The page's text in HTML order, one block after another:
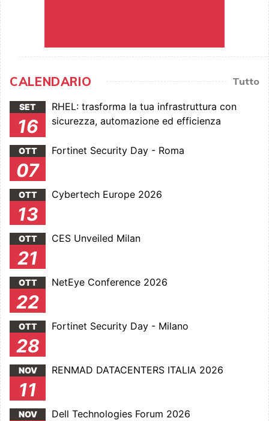
CALENDARIO Tutto
SET
16
RHEL: trasforma la tua infrastruttura con
sicurezza, automazione ed efficienza
OTT
07
Fortinet Security Day - Roma
OTT
13
Cybertech Europe 2026
OTT
21
CES Unveiled Milan
OTT
22
NetEye Conference 2026
OTT
28
Fortinet Security Day - Milano
NOV
11
RENMAD DATACENTERS ITALIA 2026
NOV Dell Technologies Forum 2026